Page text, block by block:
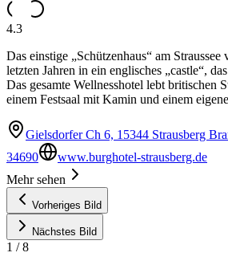
4.3
Das einstige „Schützenhaus“ am
letzten Jahren in ein englisches „castle“,
Das gesamte Wellnesshotel lebt britischen
einem Festsaal mit Kamin und einem
Gielsdorfer Ch 6, 15344 Strausberg
34690
www.burghotel-strausberg.de
Mehr sehen
Vorheriges Bild
Nächstes Bild
1 /8